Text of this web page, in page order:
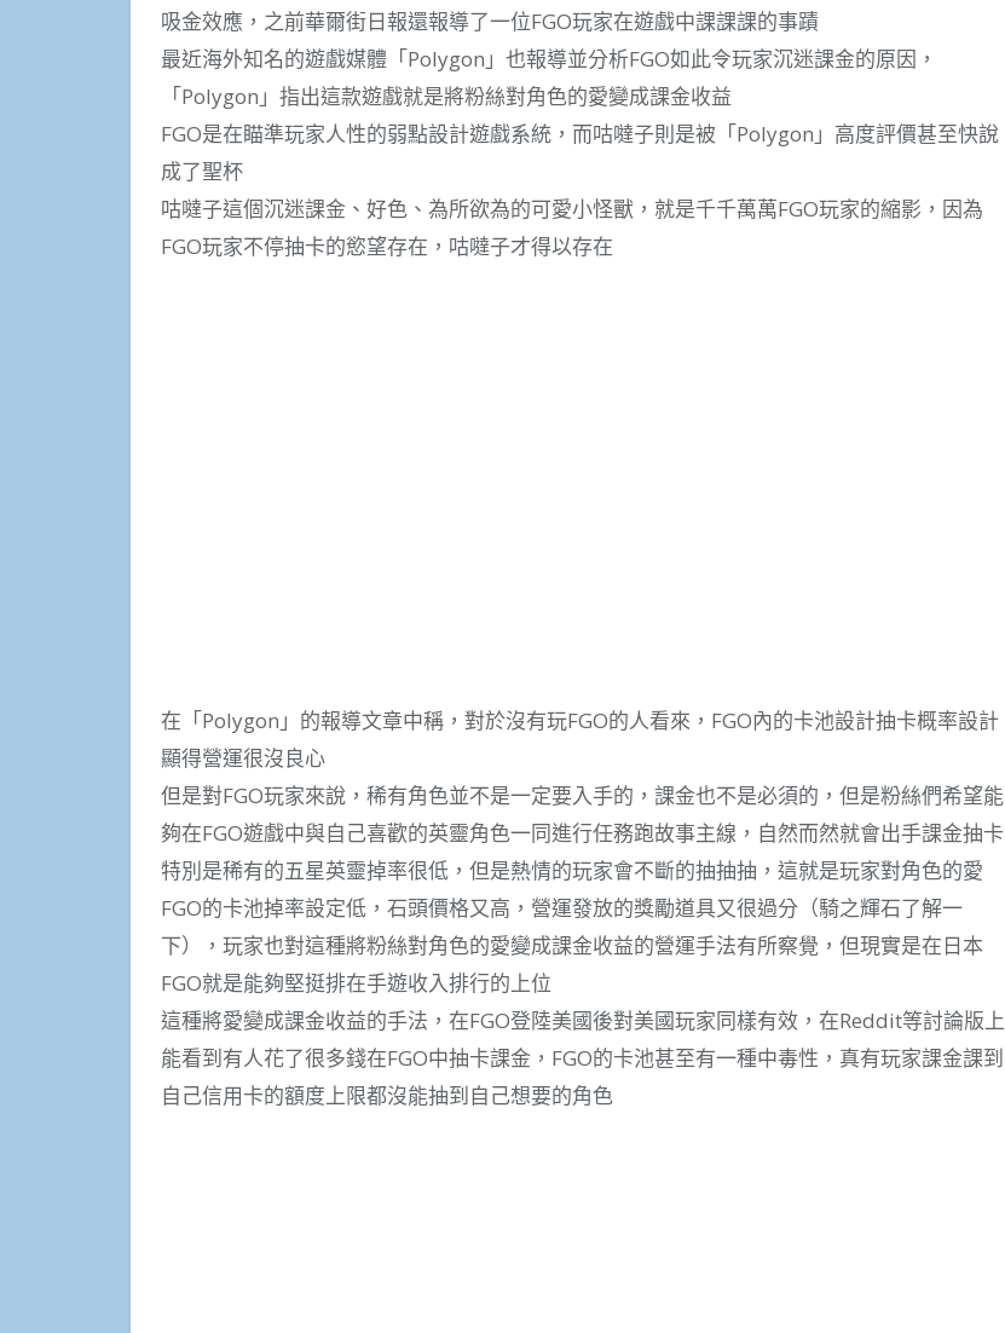
吸金效應，之前華爾街日報還報導了一位FGO玩家在遊戲中課課課的事蹟
最近海外知名的遊戲媒體「Polygon」也報導並分析FGO如此令玩家沉迷課金的原因，
「Polygon」指出這款遊戲就是將粉絲對角色的愛變成課金收益
FGO是在瞄準玩家人性的弱點設計遊戲系統，而咕噠子則是被「Polygon」高度評價甚至快說
成了聖杯
咕噠子這個沉迷課金、好色、為所欲為的可愛小怪獸，就是千千萬萬FGO玩家的縮影，因為
FGO玩家不停抽卡的慾望存在，咕噠子才得以存在
在「Polygon」的報導文章中稱，對於沒有玩FGO的人看來，FGO內的卡池設計抽卡概率設計
顯得營運很沒良心
但是對FGO玩家來說，稀有角色並不是一定要入手的，課金也不是必須的，但是粉絲們希望能
夠在FGO遊戲中與自己喜歡的英靈角色一同進行任務跑故事主線，自然而然就會出手課金抽卡
特別是稀有的五星英靈掉率很低，但是熱情的玩家會不斷的抽抽抽，這就是玩家對角色的愛
FGO的卡池掉率設定低，石頭價格又高，營運發放的獎勵道具又很過分（騎之輝石了解一
下），玩家也對這種將粉絲對角色的愛變成課金收益的營運手法有所察覺，但現實是在日本
FGO就是能夠堅挺排在手遊收入排行的上位
這種將愛變成課金收益的手法，在FGO登陸美國後對美國玩家同樣有效，在Reddit等討論版上
能看到有人花了很多錢在FGO中抽卡課金，FGO的卡池甚至有一種中毒性，真有玩家課金課到
自己信用卡的額度上限都沒能抽到自己想要的角色